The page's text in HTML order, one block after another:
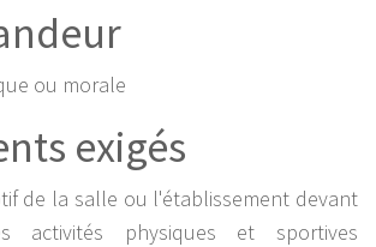
ou morale
exigés
de la salle ou l'établissement devant
activités physiques et sportives